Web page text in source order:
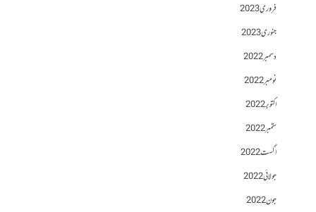
فروری 2023
جنوری 2023
دسمبر 2022
نومبر 2022
اکتوبر 2022
ستمبر 2022
اگست 2022
جولائی 2022
جون 2022